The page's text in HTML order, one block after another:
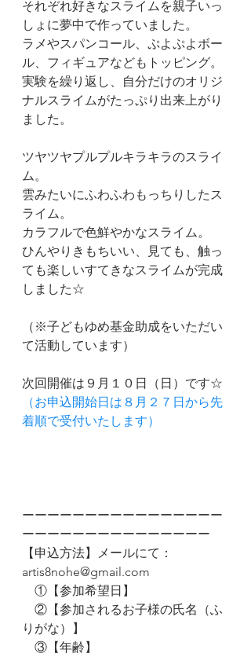
それぞれ好きなスライムを親子いっ
しょに夢中で作っていました。
ラメやスパンコール、ぷよぷよボー
ル、フィギュアなどもトッピング。
実験を繰り返し、自分だけのオリジ
ナルスライムがたっぷり出来上がり
ました。
ツヤツヤプルプルキラキラのスライ
ム。
雲みたいにふわふわもっちりしたス
ライム。
カラフルで色鮮やかなスライム。
ひんやりきもちいい、見ても、触っ
ても楽しいすてきなスライムが完成
しました☆
（※子どもゆめ基金助成をいただい
て活動しています）
次回開催は９月１０日（日）です☆
（お申込開始日は８月２７日から先
着順で受付いたします）
ーーーーーーーーーーーーーーーー
ーーーーーーーーーーーーーーー
【申込方法】メールにて：
artis8nohe@gmail.com
①【参加希望日】
②【参加されるお子様の氏名（ふ
りがな）】
③【年齢】